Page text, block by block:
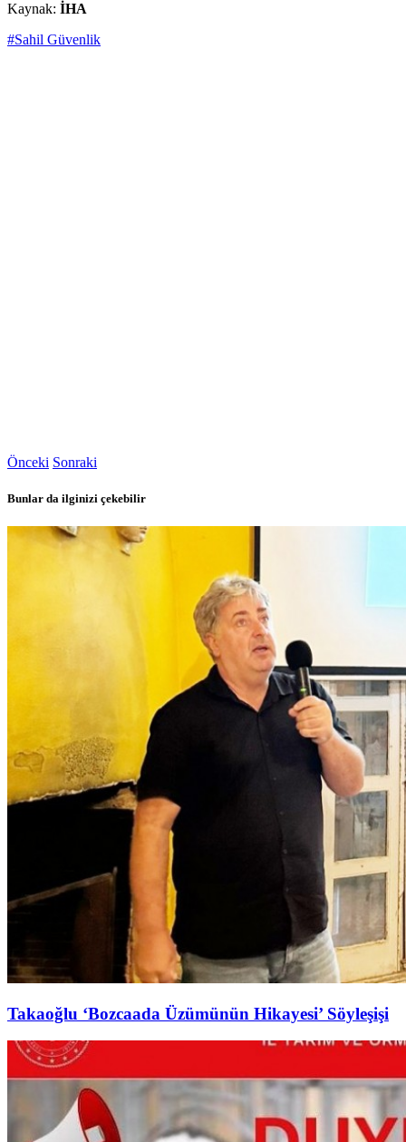
Kaynak: İHA
#Sahil Güvenlik
Önceki Sonraki
Bunlar da ilginizi çekebilir
Takaoğlu ‘Bozcaada Üzümünün Hikayesi’ Söyleşişi